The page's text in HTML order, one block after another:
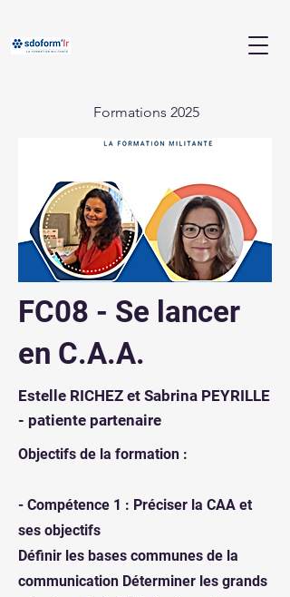
Formations 2025
FC08 - Se lancer
en C.A.A.
Estelle RICHEZ et Sabrina PEYRILLE
- patiente partenaire
Objectifs de la formation :
- Compétence 1 : Préciser la CAA et
ses objectifs
Définir les bases communes de la
communication Déterminer les grands